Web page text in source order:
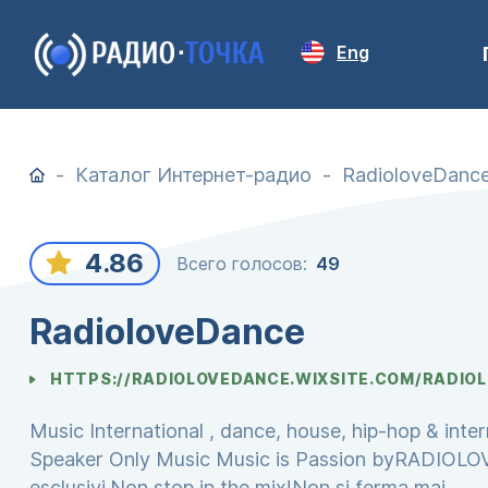
Eng
Каталог Интернет-радио
4.86 Всего голосов: 49
RadioloveDance
HTTPS://RADIOLOVEDANCE.WIXSITE.COM/
Music International , dance, house, hip-hop &
Speaker Only Music Music is Passion